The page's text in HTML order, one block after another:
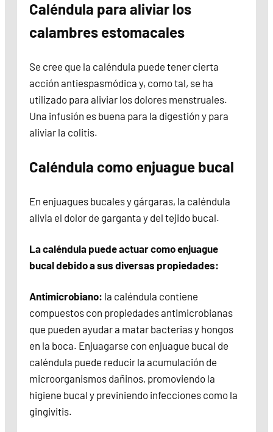
Caléndula para aliviar los
calambres estomacales
Se cree que la caléndula puede tener cierta
acción antiespasmódica y, como tal, se ha
utilizado para aliviar los dolores menstruales.
Una infusión es buena para la digestión y para
aliviar la colitis.
Caléndula como enjuague bucal
En enjuagues bucales y gárgaras, la caléndula
alivia el dolor de garganta y del tejido bucal.
La caléndula puede actuar como enjuague
bucal debido a sus diversas propiedades:
Antimicrobiano: la caléndula contiene
compuestos con propiedades antimicrobianas
que pueden ayudar a matar bacterias y hongos
en la boca. Enjuagarse con enjuague bucal de
caléndula puede reducir la acumulación de
microorganismos dañinos, promoviendo la
higiene bucal y previniendo infecciones como la
gingivitis.